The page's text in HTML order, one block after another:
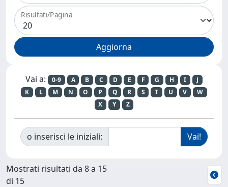
Risultati/Pagina
Vai a: 0-9 A B C D E F G H I
J
K
L M N O P Q R S T U V
W
X
Y Z
o inserisci le iniziali:
Mostrati risultati da 8 a 15
di 15